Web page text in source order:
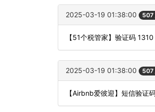
2025-03-19 01:38:00 507
【51个税管家】验证码
2025-03-19 01:38:00 507
【Airbnb爱彼迎】短信验证